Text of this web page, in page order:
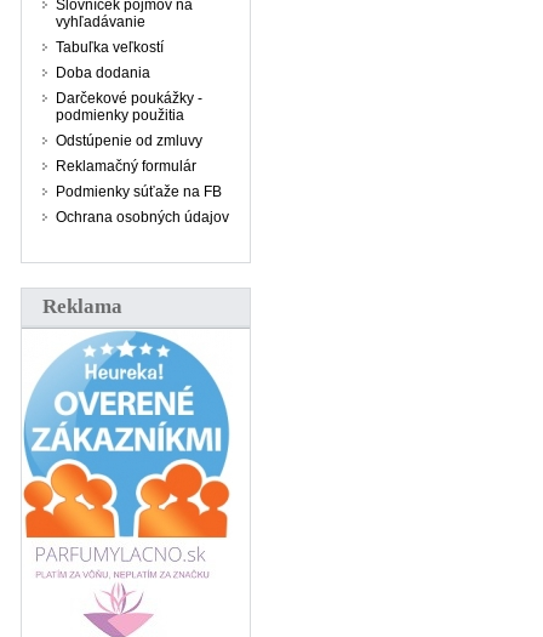
Slovníček pojmov na
vyhľadávanie
Tabuľka veľkostí
Doba dodania
Darčekové poukážky -
podmienky použitia
Odstúpenie od zmluvy
Reklamačný formulár
Podmienky súťaže na FB
Ochrana osobných údajov
Reklama